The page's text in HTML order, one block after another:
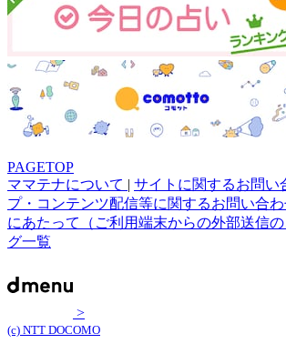
PAGETOP
ママテナについて | サイトに関するお問い
プ・コンテンツ配信等に関するお問い合
にあたって（ご利用端末からの外部送信の
グ一覧
>
(c) NTT DOCOMO